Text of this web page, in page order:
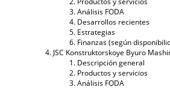
Análisis FODA
Desarrollos recientes
Estrategias
Finanzas (según
JSC Konstruktorskoye Byuro
Descripción general
Productos y servicios
Análisis FODA